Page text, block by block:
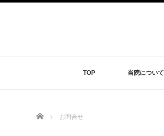
TOP 当院について
Home お問合せ